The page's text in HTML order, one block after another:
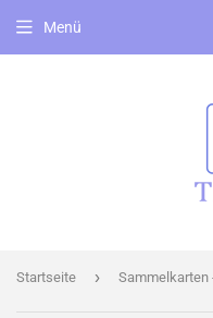
Menü
Startseite › Sammelkarten